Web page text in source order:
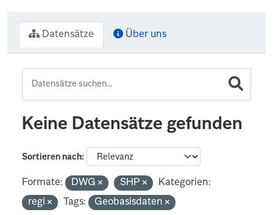
Datensätze Über uns
Keine Datensätze gefunden
Sortieren nach
Formate: DWG SHP
Kategorien:
regi
Tags: Geobasisdaten